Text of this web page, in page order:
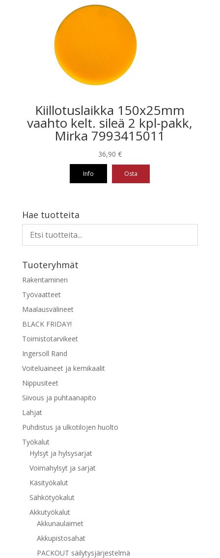
Kiillotuslaikka 150x25mm
vaahto kelt. sileä 2 kpl-pakk,
Mirka 7993415011
36,90 €
Info Osta
Hae tuotteita
Tuoteryhmät
Rakentaminen
Työvaatteet
Maalausvälineet
BLACK FRIDAY!
Toimistotarvikeet
Ingersoll Rand
Voiteluaineet ja kemikaalit
Nippusiteet
Siivous ja puhtaanapito
Lahjat
Puhdistus ja ulkotilojen huolto
Työkalut
Hylsyt ja hylsysarjat
Voimahylsyt ja sarjat
Käsityökalut
Sähkötyökalut
Akkutyökalut
Akkunaulaimet
Akkupistosahat
PACKOUT säilytysjärjestelmä